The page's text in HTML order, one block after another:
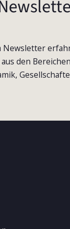
den